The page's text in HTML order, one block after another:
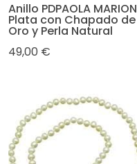
Anillo PDPAOLA MARION
Plata con Chapado de
Oro y Perla Natural
49,00 €